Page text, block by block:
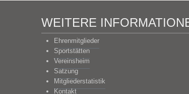
WEITERE
Ehrenmitglieder
Sportstätten
Vereinsheim
Satzung
Mitgliederstatistik
Kontakt